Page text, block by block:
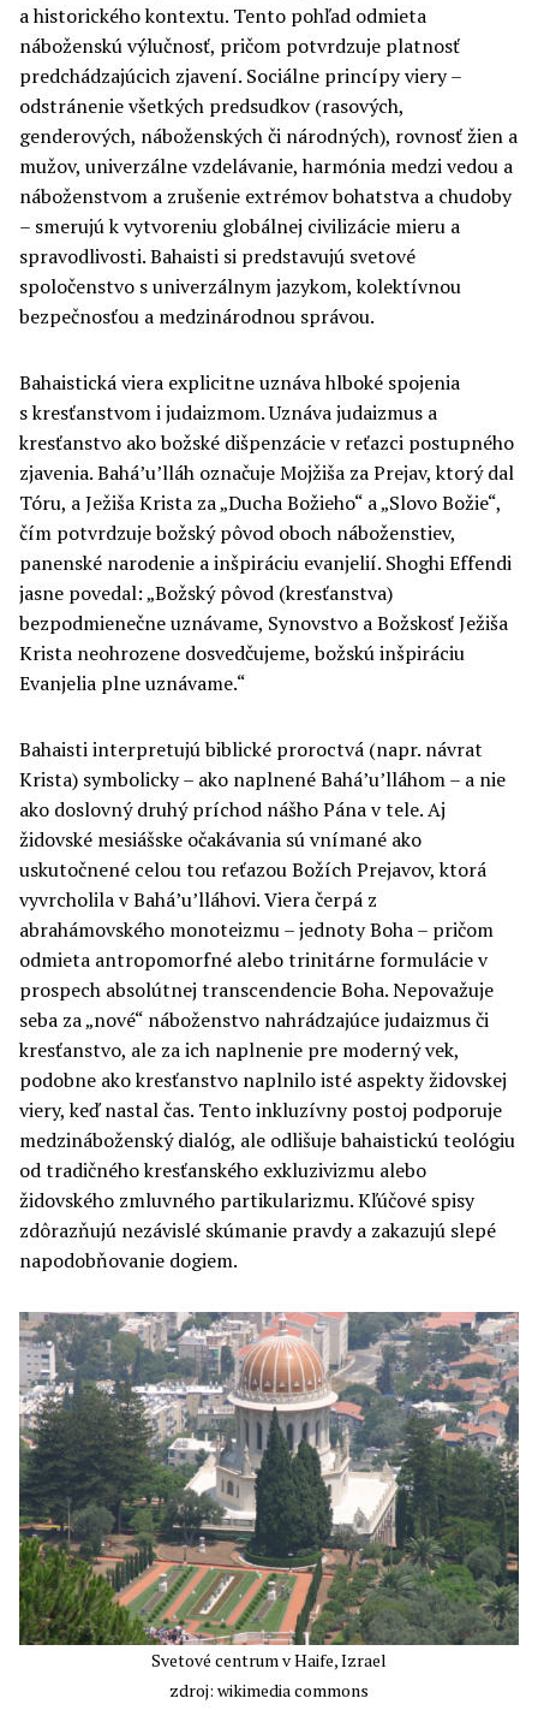
a historického kontextu. Tento pohľad odmieta
náboženskú výlučnosť, pričom potvrdzuje platnosť
predchádzajúcich zjavení. Sociálne princípy viery –
odstránenie všetkých predsudkov (rasových,
genderových, náboženských či národných), rovnosť žien a
mužov, univerzálne vzdelávanie, harmónia medzi vedou a
náboženstvom a zrušenie extrémov bohatstva a chudoby
– smerujú k vytvoreniu globálnej civilizácie mieru a
spravodlivosti. Bahaisti si predstavujú svetové
spoločenstvo s univerzálnym jazykom, kolektívnou
bezpečnosťou a medzinárodnou správou.
Bahaistická viera explicitne uznáva hlboké spojenia
s kresťanstvom i judaizmom. Uznáva judaizmus a
kresťanstvo ako božské dišpenzácie v reťazci postupného
zjavenia. Bahá’u’lláh označuje Mojžiša za Prejav, ktorý dal
Tóru, a Ježiša Krista za „Ducha Božieho“ a „Slovo Božie“,
čím potvrdzuje božský pôvod oboch náboženstiev,
panenské narodenie a inšpiráciu evanjelií. Shoghi Effendi
jasne povedal: „Božský pôvod (kresťanstva)
bezpodmienečne uznávame, Synovstvo a Božskosť Ježiša
Krista neohrozene dosvedčujeme, božskú inšpiráciu
Evanjelia plne uznávame.“
Bahaisti interpretujú biblické proroctvá (napr. návrat
Krista) symbolicky – ako naplnené Bahá’u’lláhom – a nie
ako doslovný druhý príchod nášho Pána v tele. Aj
židovské mesiášske očakávania sú vnímané ako
uskutočnené celou tou reťazou Božích Prejavov, ktorá
vyvrcholila v Bahá’u’lláhovi. Viera čerpá z
abrahámovského monoteizmu – jednoty Boha – pričom
odmieta antropomorfné alebo trinitárne formulácie v
prospech absolútnej transcendencie Boha. Nepovažuje
seba za „nové“ náboženstvo nahrádzajúce judaizmus či
kresťanstvo, ale za ich naplnenie pre moderný vek,
podobne ako kresťanstvo naplnilo isté aspekty židovskej
viery, keď nastal čas. Tento inkluzívny postoj podporuje
medzináboženský dialóg, ale odlišuje bahaistickú teológiu
od tradičného kresťanského exkluzivizmu alebo
židovského zmluvného partikularizmu. Kľúčové spisy
zdôrazňujú nezávislé skúmanie pravdy a zakazujú slepé
napodobňovanie dogiem.
Svetové centrum v Haife, Izrael
zdroj: wikimedia commons